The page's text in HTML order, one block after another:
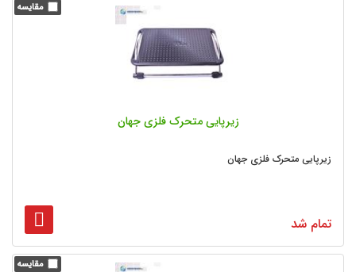
زیرپایی متحرک فلزی جهان
زیرپایی متحرک فلزی جهان
تمام شد